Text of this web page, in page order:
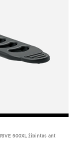
500XL žibintas ant